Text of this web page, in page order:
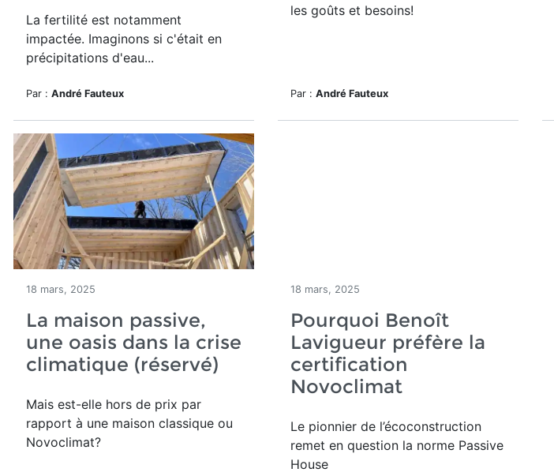
La fertilité est notamment
impactée. Imaginons si c'était en
précipitations d'eau...
Par : André Fauteux
les goûts et besoins!
Par : André Fauteux
18 mars, 2025
La maison passive,
une oasis dans la crise
climatique (réservé)
Mais est-elle hors de prix par
rapport à une maison classique ou
Novoclimat?
18 mars, 2025
Pourquoi Benoît
Lavigueur préfère la
certification
Novoclimat
Le pionnier de l’écoconstruction
remet en question la norme Passive
House